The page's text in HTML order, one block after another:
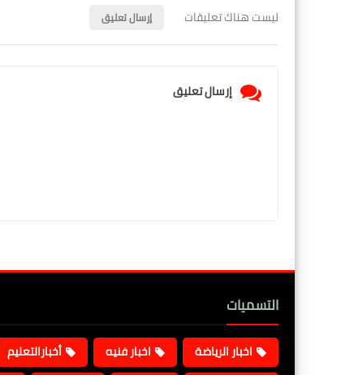
ليست هناك تعليقات إرسال تعليق
إرسال تعليق
التسميات
اخبار الرياضة اخبار فنيه أخبارالتعليم